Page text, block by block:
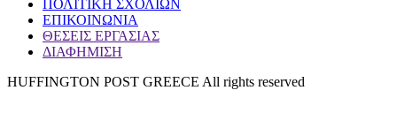
ΠΟΛΙΤΙΚΗ ΣΧΟΛΙΩΝ
ΕΠΙΚΟΙΝΩΝΙΑ
ΘΕΣΕΙΣ ΕΡΓΑΣΙΑΣ
ΔΙΑΦΗΜΙΣΗ
HUFFINGTON POST GREECE All rights reserved